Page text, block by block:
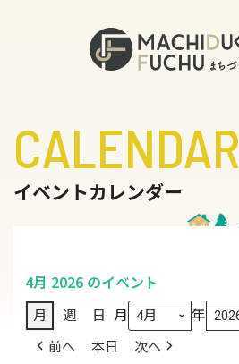
CALENDAR
イベントカレンダー
4月 2026 のイベント
月 週 日 月 年
前へ 本日 次へ